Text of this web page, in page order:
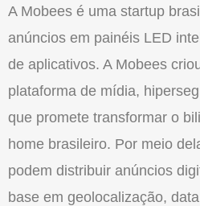
A Mobees é uma startup
anúncios em painéis LED
de aplicativos. A Mobees
plataforma de mídia,
que promete transformar o
home brasileiro. Por meio
podem distribuir anúncios
base em geolocalização,